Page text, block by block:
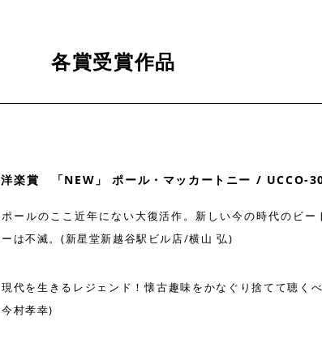
各賞受賞作品
洋楽賞 「NEW」 ポール・マッカートニー / UCCO-
ポールのここ近年にない大復活作。新しい今の時代のビー
ーは不滅。(新星堂新越谷駅ビル店/横山 弘)
現代を生きるレジェンド！懐古趣味をかなぐり捨てて聴く
今村孝幸)